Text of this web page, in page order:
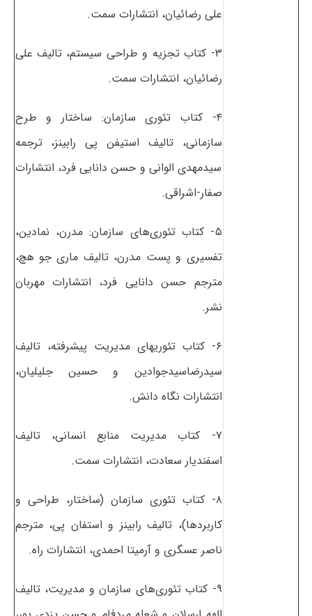
علی رضائیان، انتشارات سمت.
۳- کتاب تجزیه و طراحی سیستم، تالیف علی
رضائیان، انتشارات سمت.
۴- کتاب تئوری سازمان: ساختار و طرح
سازمانی، تالیف استیفن پی رابینز، ترجمه
سیدمهدی الوانی و حسن دانایی فرد، انتشارات
صفار-اشراقی.
۵- کتاب تئوری‌های سازمان: مدرن، نمادین،
تفسیری و پست مدرن، تالیف ماری جو هچ،
مترجم حسن دانایی فرد، انتشارات مهربان
نشر.
۶- کتاب تئوریهای مدیریت پیشرفته، تالیف
سیدرضاسیدجوادین و حسین جلیلیان،
انتشارات نگاه دانش.
۷- کتاب مدیریت منابع انسانی، تالیف
اسفندیار سعادت، انتشارات سمت.
۸- کتاب تئوری سازمان (ساختار، طراحی و
کاربردها)، تالیف رابینز و استفان پی، مترجم
ناصر عسگری و آرمیتا احمدی، انتشارات راه.
۹- کتاب تئوری‌های سازمان و مدیریت، تالیف